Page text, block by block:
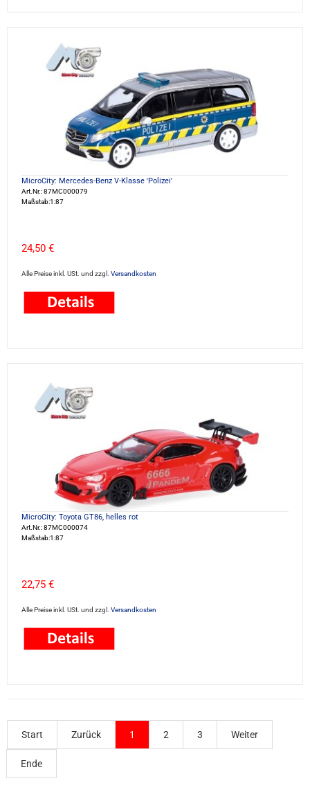
MicroCity: Mercedes-Benz V-Klasse 'Polizei'
Art.Nr.: 87MC000079
Maßstab:1:87
24,50 €
Alle Preise inkl. USt. und zzgl. Versandkosten
MicroCity: Toyota GT86, helles rot
Art.Nr.: 87MC000074
Maßstab:1:87
22,75 €
Alle Preise inkl. USt. und zzgl. Versandkosten
Start Zurück 1 2 3 Weiter
Ende